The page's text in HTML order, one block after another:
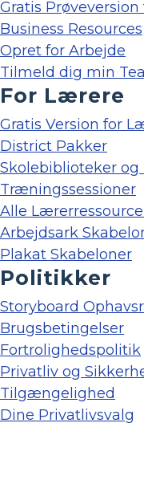
Gratis Prøveversion
Business Resources
Opret for Arbejde
Tilmeld dig min
For Lærere
Gratis Version for
District Pakker
Skolebiblioteker og
Træningssessioner
Alle
Arbejdsark
Plakat Skabeloner
Politikker
Storyboard
Brugsbetingelser
Fortrolighedspolitik
Privatliv og
Tilgængelighed
Dine Privatlivsvalg